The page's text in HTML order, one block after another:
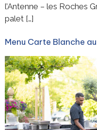
l’Antenne – les Roches
palet […]
Menu Carte Blanche